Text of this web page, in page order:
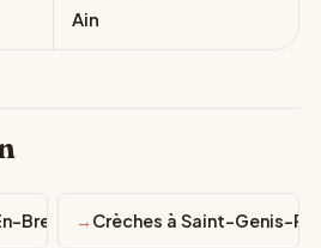
Ain
Bresse Crèches à Saint-Genis-